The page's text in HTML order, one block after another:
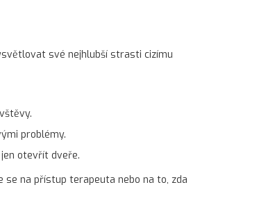
své nejhlubší strasti cizímu
problémy.
otevřít dveře.
se na přístup terapeuta nebo na to, zda